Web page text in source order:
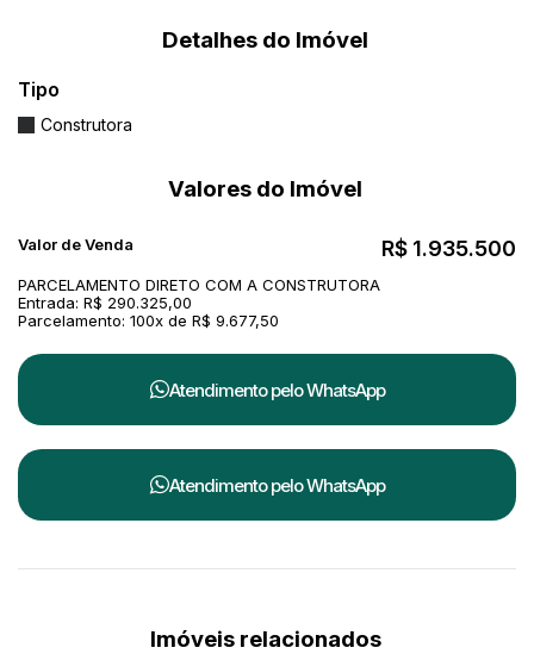
Detalhes do Imóvel
Tipo
Construtora
Valores do Imóvel
R$ 1.935.500
Valor de Venda
PARCELAMENTO DIRETO COM A CONSTRUTORA
Entrada: R$ 290.325,00
Parcelamento: 100x de R$ 9.677,50
Atendimento peloWhatsApp
Atendimento peloWhatsApp
Imóveis relacionados